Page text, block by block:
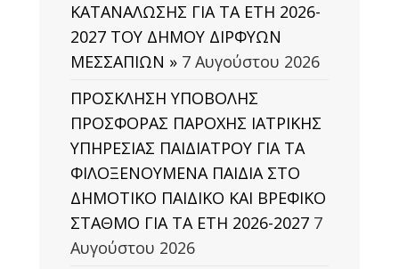
ΚΑΤΑΝΑΛΩΣΗΣ ΓΙΑ ΤΑ ΕΤΗ 2026-
2027 ΤΟΥ ΔΗΜΟΥ ΔΙΡΦΥΩΝ
ΜΕΣΣΑΠΙΩΝ » 7 Αυγούστου 2026
ΠΡΟΣΚΛΗΣΗ ΥΠΟΒΟΛΗΣ
ΠΡΟΣΦΟΡΑΣ ΠΑΡΟΧΗΣ ΙΑΤΡΙΚΗΣ
ΥΠΗΡΕΣΙΑΣ ΠΑΙΔΙΑΤΡΟΥ ΓΙΑ ΤΑ
ΦΙΛΟΞΕΝΟΥΜΕΝΑ ΠΑΙΔΙΑ ΣΤΟ
ΔΗΜΟΤΙΚΟ ΠΑΙΔΙΚΟ ΚΑΙ ΒΡΕΦΙΚΟ
ΣΤΑΘΜΟ ΓΙΑ ΤΑ ΕΤΗ 2026-2027 7
Αυγούστου 2026